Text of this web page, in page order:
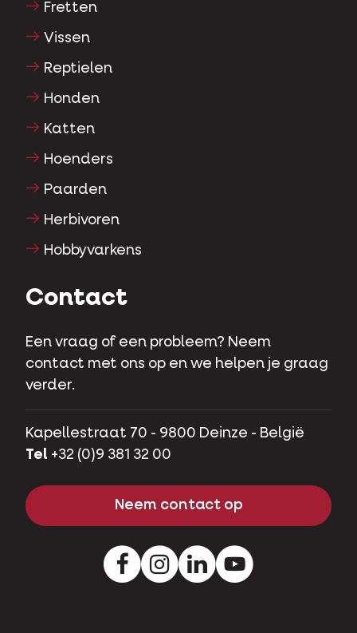
Fretten
Vissen
Reptielen
Honden
Katten
Hoenders
Paarden
Herbivoren
Hobbyvarkens
Contact
Een vraag of een probleem? Neem
contact met ons op en we helpen je graag
verder.
Kapellestraat 70 - 9800 Deinze - België
Tel +32 (0)9 381 32 00
Neem contact op
FacebookInstagramLinkedInYoutube